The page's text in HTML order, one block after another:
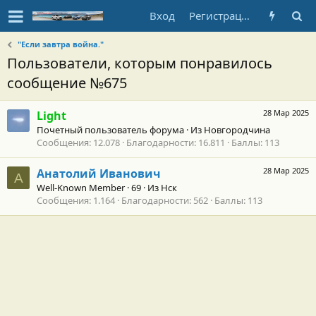
Вход Регистрация
"Если завтра война."
Пользователи, которым понравилось
сообщение №675
28 Мар 2025
Light
Почетный пользователь форума · Из Новгородчина
Сообщения 12.078 Благодарности 16.811 Баллы 113
А
28 Мар 2025
Анатолий Иванович
Well-Known Member ·69 · Из Нск
Сообщения 1.164 Благодарности 562 Баллы 113